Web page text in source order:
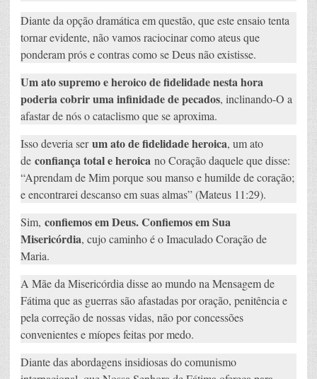
Diante da opção dramática em questão, que este ensaio tenta
tornar evidente, não vamos raciocinar como ateus que
ponderam prós e contras como se Deus não existisse.
Um ato supremo e heroico de fidelidade nesta hora
poderia cobrir uma infinidade de pecados, inclinando-O a
afastar de nós o cataclismo que se aproxima.
Isso deveria serum ato de fidelidade heroica, um ato
de confiança total e heroica no Coração daquele que disse:
“Aprendam de Mim porque sou manso e humilde de coração;
e encontrarei descanso em suas almas” (Mateus 11:29).
Sim, confiemos em Deus. Confiemos em Sua
Misericórdia, cujo caminho é o Imaculado Coração de
Maria.
A Mãe da Misericórdia disse ao mundo na Mensagem de
Fátima que as guerras são afastadas por oração, penitência e
pela correção de nossas vidas, não por concessões
convenientes e míopes feitas por medo.
Diante das abordagens insidiosas do comunismo